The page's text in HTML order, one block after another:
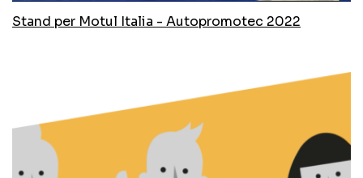
Stand per Motul Italia - Autopromotec 2022